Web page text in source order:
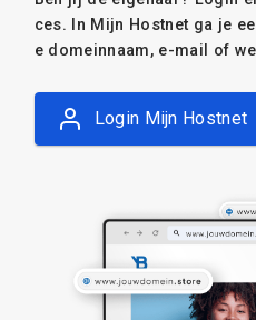
ces. In Mijn Hostnet ga je
e domeinnaam, e-mail of
Login Mijn Hostnet